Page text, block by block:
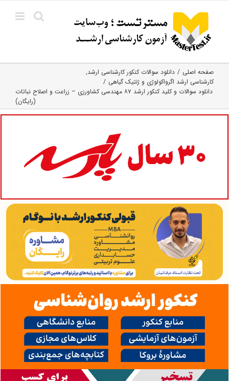
content
صفحه اصلی
دانلود سوالات کنکور کارشناسی ارشد
کارشناسی ارشد اگرواکولوژی و ژنتیک گیاهی
دانلود سوالات و کلید کنکور ارشد ۸۷ مهندسی کشاورزی – زراعت و اصلاح نباتات
(رایگان)